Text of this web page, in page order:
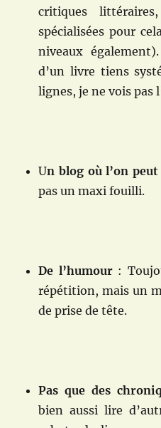
critiques
spécialisées pour
niveaux
d’un livre tiens
lignes, je ne vois pas
Un blog où l’on
pas un maxi fouilli.
De l’humour:
répétition, mais un
de prise de tête.
Pas que des
bien aussi lire